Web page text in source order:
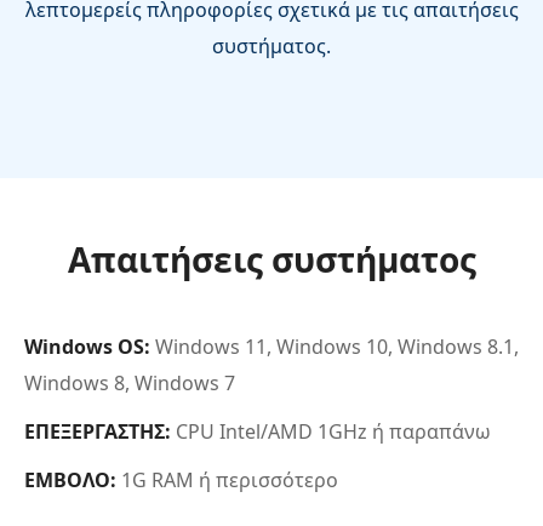
λεπτομερείς πληροφορίες σχετικά με τις απαιτήσεις
συστήματος.
Απαιτήσεις συστήματος
Windows OS: Windows 11, Windows 10, Windows 8.1,
Windows 8, Windows 7
ΕΠΕΞΕΡΓΑΣΤΗΣ: CPU Intel/AMD 1GHz ή παραπάνω
ΕΜΒΟΛΟ: 1G RAM ή περισσότερο